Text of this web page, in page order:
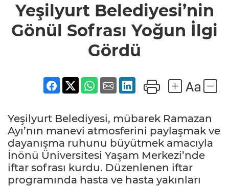
Yoğun İlgi
Gördü
Yeşilyurt Belediyesi’nin
Gönül Sofrası Yoğun İlgi
Gördü
Yeşilyurt Belediyesi, mübarek Ramazan
Ayı’nın manevi atmosferini paylaşmak ve
dayanışma ruhunu büyütmek amacıyla
İnönü Üniversitesi Yaşam Merkezi’nde
iftar sofrası kurdu. Düzenlenen iftar
programında hasta ve hasta yakınları